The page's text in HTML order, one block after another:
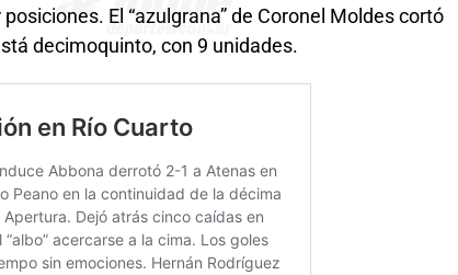
El “azulgrana” de Coronel Moldes cortó
decimoquinto, con 9 unidades.